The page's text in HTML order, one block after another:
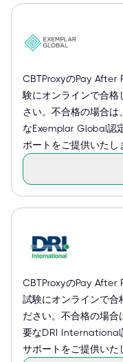
CBTProxyのPay After
験にオンラインで合格
さい。不合格の場合
なExemplar Global認
ポートをご提供いたし
CBTProxyのPay After
試験にオンラインで合
ださい。不合格の場合
要なDRI International
サポートをご提供いた